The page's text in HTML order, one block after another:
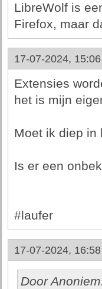
LibreWolf is
Firefox, maar
17-07-2024,
Extensies
het is mijn
Moet ik diep in
Is er een
#laufer
17-07-2024,
Door